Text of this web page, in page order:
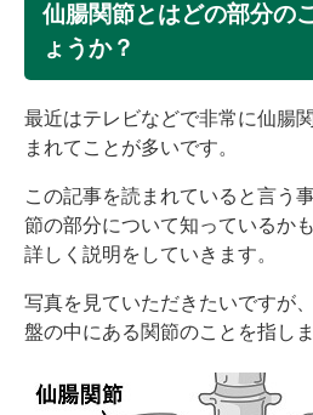
仙腸関節とはどの部分の
ょうか？
最近はテレビなどで非常に仙腸
まれてことが多いです。
この記事を読まれていると言う
節の部分について知っているか
詳しく説明をしていきます。
写真を見ていただきたいですが
盤の中にある関節のことを指しま